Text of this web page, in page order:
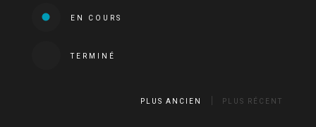
EN COURS
TERMINÉ
PLUS ANCIEN PLUS RÉCENT